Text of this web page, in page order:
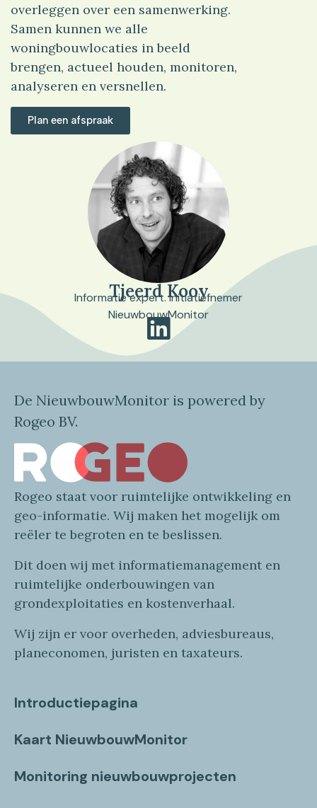
overleggen over een samenwerking.
Samen kunnen we alle
woningbouwlocaties in beeld
brengen, actueel houden, monitoren,
analyseren en versnellen.
Plan een afspraak
Tjeerd Kooy
Informatie expert. Initiatiefnemer
NieuwbouwMonitor
De NieuwbouwMonitor is powered by
Rogeo BV.
Rogeo staat voor ruimtelijke ontwikkeling en
geo-informatie. Wij maken het mogelijk om
reëler te begroten en te beslissen.
Dit doen wij met informatiemanagement en
ruimtelijke onderbouwingen van
grondexploitaties en kostenverhaal.
Wij zijn er voor overheden, adviesbureaus,
planeconomen, juristen en taxateurs.
Introductiepagina
Kaart NieuwbouwMonitor
Monitoring nieuwbouwprojecten